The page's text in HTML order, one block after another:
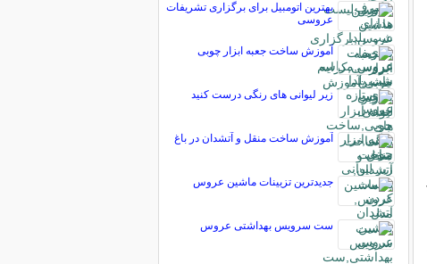
بهترین اتومبیل برای برگزاری تشریفات
عروسی
آموزش ساخت جعبه ابزار چوبی
زیر لیوانی های رنگی درست کنید
آموزش ساخت منقل و آتشدان در باغ
جدیدترین تزیینات ماشین عروس
ست سرویس بهداشتی عروس